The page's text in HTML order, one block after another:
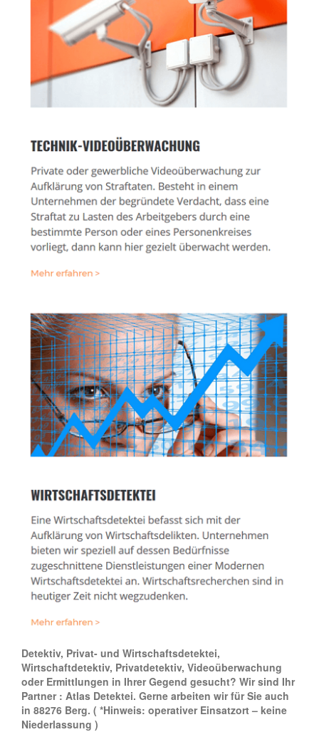
Detektiv, Privat- und Wirtschaftsdetektei,
Wirtschaftdetektiv, Privatdetektiv, Videoüberwachung
oder Ermittlungen in Ihrer Gegend gesucht? Wir sind Ihr
Partner : Atlas Detektei. Gerne arbeiten wir für Sie auch
in 88276 Berg. ( *Hinweis: operativer Einsatzort – keine
Niederlassung )